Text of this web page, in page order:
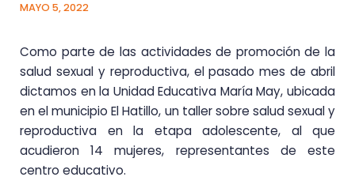
MAYO 5, 2022
Como parte de las actividades de promoción de la
salud sexual y reproductiva, el pasado mes de abril
dictamos en la Unidad Educativa María May, ubicada
en el municipio El Hatillo, un taller sobre salud sexual y
reproductiva en la etapa adolescente, al que
acudieron 14 mujeres, representantes de este
centro educativo.